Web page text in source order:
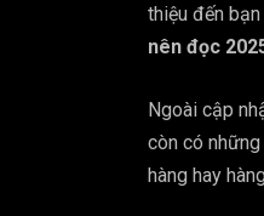
thiệu đến
nên đọc
Ngoài cập
còn có
hàng hay